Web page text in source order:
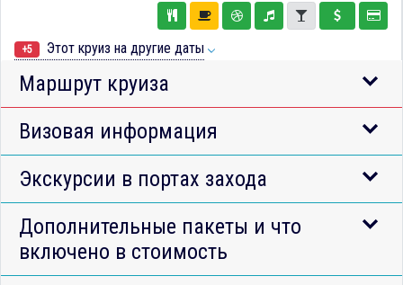
+5 Этот круиз на другие даты
Маршрут круиза
Визовая информация
Экскурсии в портах захода
Дополнительные пакеты и что
включено в стоимость